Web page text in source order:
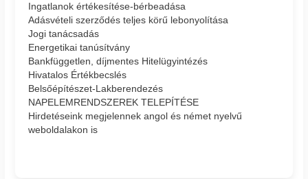
Ingatlanok értékesítése-bérbeadása
Adásvételi szerződés teljes körű lebonyolítása
Jogi tanácsadás
Energetikai tanúsítvány
Bankfüggetlen, díjmentes Hitelügyintézés
Hivatalos Értékbecslés
Belsőépítészet-Lakberendezés
NAPELEMRENDSZEREK TELEPÍTÉSE
Hirdetéseink megjelennek angol és német nyelvű
weboldalakon is